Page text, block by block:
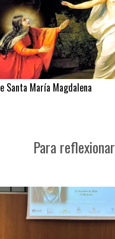
Santa María Magdalena
Para reflexionar